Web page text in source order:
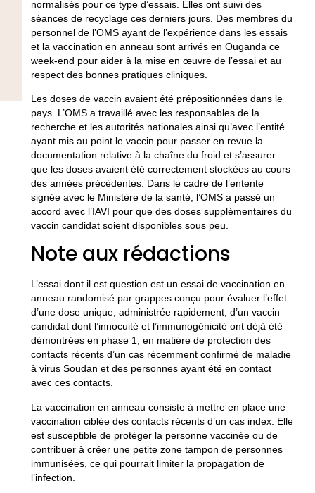
normalisés pour ce type d’essais. Elles ont suivi des
séances de recyclage ces derniers jours. Des membres du
personnel de l’OMS ayant de l’expérience dans les essais
et la vaccination en anneau sont arrivés en Ouganda ce
week-end pour aider à la mise en œuvre de l’essai et au
respect des bonnes pratiques cliniques.
Les doses de vaccin avaient été prépositionnées dans le
pays. L’OMS a travaillé avec les responsables de la
recherche et les autorités nationales ainsi qu’avec l’entité
ayant mis au point le vaccin pour passer en revue la
documentation relative à la chaîne du froid et s’assurer
que les doses avaient été correctement stockées au cours
des années précédentes. Dans le cadre de l’entente
signée avec le Ministère de la santé, l’OMS a passé un
accord avec l’IAVI pour que des doses supplémentaires du
vaccin candidat soient disponibles sous peu.
Note aux rédactions
L’essai dont il est question est un essai de vaccination en
anneau randomisé par grappes conçu pour évaluer l’effet
d’une dose unique, administrée rapidement, d’un vaccin
candidat dont l’innocuité et l’immunogénicité ont déjà été
démontrées en phase 1, en matière de protection des
contacts récents d’un cas récemment confirmé de maladie
à virus Soudan et des personnes ayant été en contact
avec ces contacts.
La vaccination en anneau consiste à mettre en place une
vaccination ciblée des contacts récents d’un cas index. Elle
est susceptible de protéger la personne vaccinée ou de
contribuer à créer une petite zone tampon de personnes
immunisées, ce qui pourrait limiter la propagation de
l’infection.